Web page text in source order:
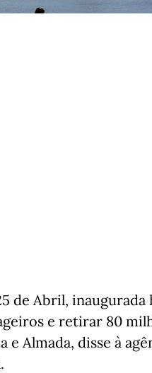
de Abril, inaugurada
e retirar 80
Almada, disse à